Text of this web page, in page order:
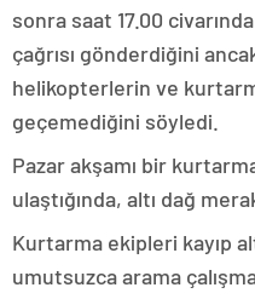
sonra saat 17.00
çağrısı gönderdiğini
helikopterlerin ve
geçemediğini söyledi.
Pazar akşamı bir
ulaştığında, altı dağ
Kurtarma ekipleri kayıp
umutsuzca arama